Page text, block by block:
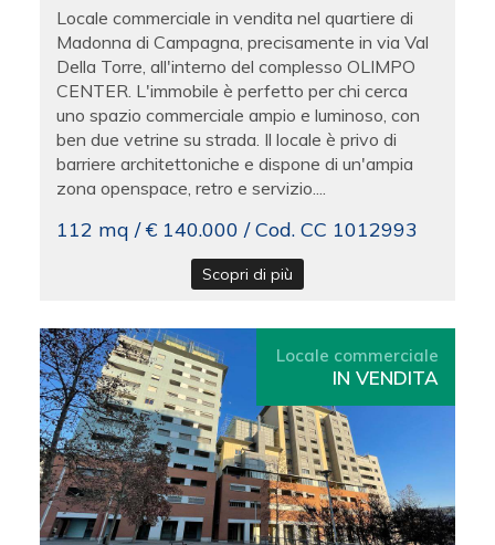
Locale commerciale in vendita nel quartiere di
Madonna di Campagna, precisamente in via Val
Della Torre, all'interno del complesso OLIMPO
CENTER. L'immobile è perfetto per chi cerca
uno spazio commerciale ampio e luminoso, con
ben due vetrine su strada. Il locale è privo di
barriere architettoniche e dispone di un'ampia
zona openspace, retro e servizio....
112 mq / € 140.000 / Cod. CC 1012993
Scopri di più
Locale commerciale
IN VENDITA